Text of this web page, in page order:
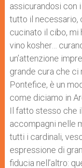
assicurandosi con
tutto il necessario,
cucinato il cibo, mi
vino kosher…
un’attenzione
grande cura che
Pontefice, è un
come diciamo in
Il fatto stesso che
accompagni nelle
tutti i cardinali,
espressione di
fiducia nell’altro: